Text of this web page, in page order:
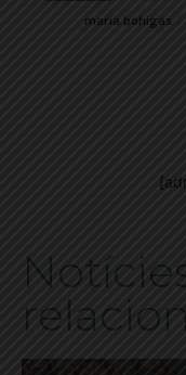
maria bohigas